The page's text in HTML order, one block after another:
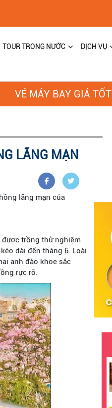
TOUR TRONG NƯỚC DỊCH VỤ
VÉ MÁY BAY GIÁ TỐT
LÃNG MẠN
lãng mạn của
được trồng thử nghiệm
dài đến tháng 6. Loài
anh đào khoe sắc
rực rỡ.